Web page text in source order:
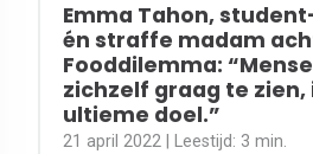
Emma Tahon,
én straffe madam
Fooddilemma:
zichzelf graag te zien,
ultieme doel.”
21 april 2022 | Leestijd: 3 min.